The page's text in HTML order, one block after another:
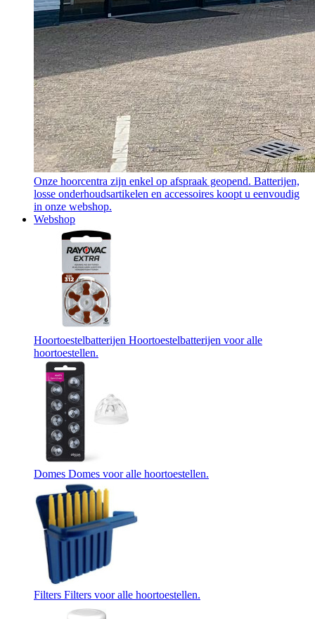
Onze hoorcentra zijn enkel op afspraak geopend. Batterijen,
losse onderhoudsartikelen en accessoires koopt u eenvoudig
in onze webshop.
Webshop
Hoortoestelbatterijen Hoortoestelbatterijen voor alle
hoortoestellen.
Domes Domes voor alle hoortoestellen.
Filters Filters voor alle hoortoestellen.